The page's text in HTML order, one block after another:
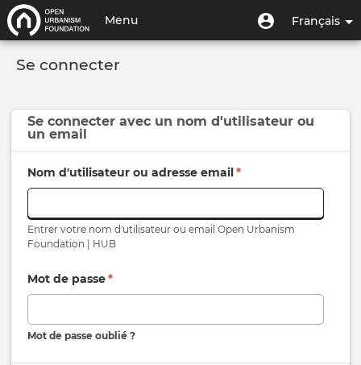
contenu
Français
Menu
du
compte
l'utilisateur
Menu
utilisateur
Menu
Toggle
Se connecter
Se connecter avec un nom d'utilisateur ou
un email
Nom d'utilisateur ou adresse email*
Entrer votre nom d'utilisateur ou email Open Urbanism
Foundation | HUB
Mot de passe*
Mot de passe oublié ?